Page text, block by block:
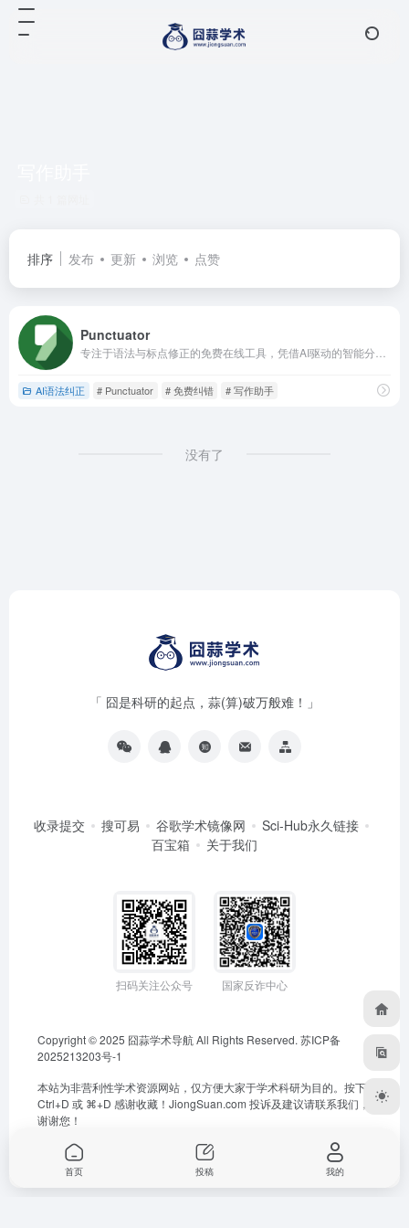
排序 发布 更新 浏览 点赞
Punctuator
AI语法纠正 # Punctuator # 免费纠错 # 写作助手
没有了
「 囧是科研的起点，蒜(算)破万般难！」
收录提交 搜可易 谷歌学术镜像网
Sci-Hub永久链接
百宝箱
关于我们
扫码关注公众号 国家反诈中心
Copyright © 2025 囧蒜学术导航All Rights Reserved. 苏ICP备
2025213203号-1
本站为非营利性学术资源网站，仅方便大家于学术科研为目的。按下
Ctrl+D 或 ⌘+D 感谢收藏！ JiongSuan.com 投诉及建议请联系我们，
谢谢您！
首页 投稿 我的